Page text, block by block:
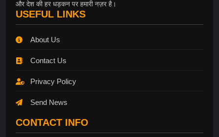
और देश की हर धड़कन पर हमारी नज़र है।
USEFUL LINKS
About Us
Contact Us
Privacy Policy
Send News
CONTACT INFO